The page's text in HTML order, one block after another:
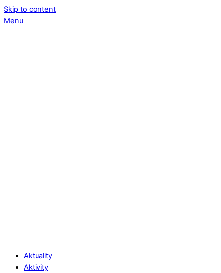
Skip to content
Menu
Aktuality
Aktivity